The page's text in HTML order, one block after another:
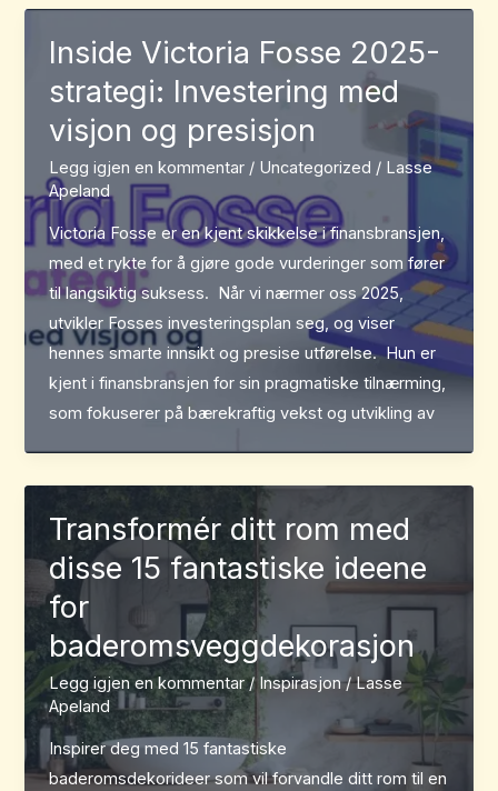
Inside Victoria Fosse 2025-
strategi: Investering med
visjon og presisjon
Legg igjen en kommentar / Uncategorized / Lasse
Apeland
Victoria Fosse er en kjent skikkelse i finansbransjen,
med et rykte for å gjøre gode vurderinger som fører
til langsiktig suksess. Når vi nærmer oss 2025,
utvikler Fosses investeringsplan seg, og viser
hennes smarte innsikt og presise utførelse. Hun er
kjent i finansbransjen for sin pragmatiske tilnærming,
som fokuserer på bærekraftig vekst og utvikling av
Transformér ditt rom med
disse 15 fantastiske ideene
for
baderomsveggdekorasjon
Legg igjen en kommentar / Inspirasjon/Lasse
Apeland
Inspirer deg med 15 fantastiske
baderomsdekorideer som vil forvandle ditt rom til en